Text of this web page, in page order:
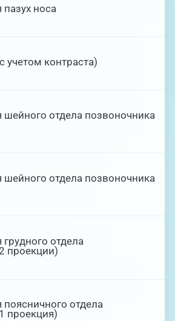
пазух носа
учетом контраста)
шейного отдела позвоночника
шейного отдела позвоночника
отдела
проекции)
поясничного отдела
проекция)